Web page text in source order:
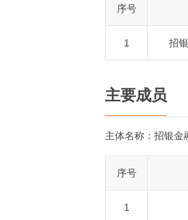
序号
1 招
主要成员
主体名称： 招银金
序号
1